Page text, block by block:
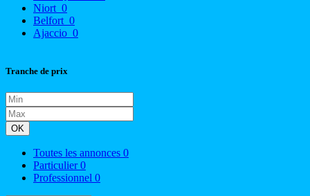
Niort 0
Belfort 0
Ajaccio 0
Tranche de prix
OK
Toutes les annonces 0
Particulier0
Professionnel 0